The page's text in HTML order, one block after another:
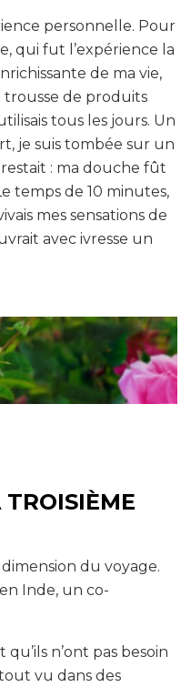
personnelle. Pour
qui fut l’expérience la
de ma vie,
trousse de produits
tous les jours. Un
je suis tombée sur un
: ma douche fût
temps de 10 minutes,
mes sensations de
avec ivresse un
du voyage.
Inde, un co-
n’ont pas besoin
vu dans des